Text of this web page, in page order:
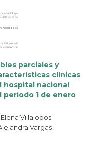
parciales y
clínicas
hospital nacional
período 1 de enero
Villalobos
Vargas